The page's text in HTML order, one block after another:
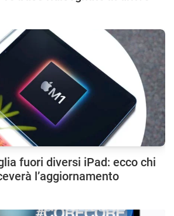
fuori diversi iPad: ecco chi
l’aggiornamento